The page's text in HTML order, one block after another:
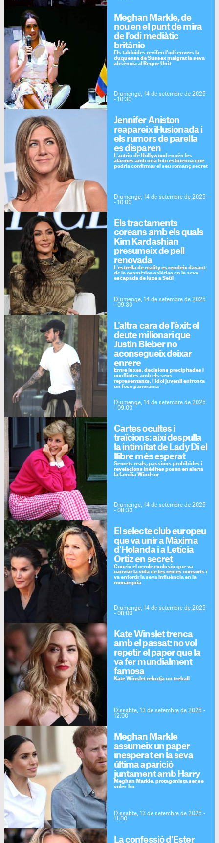
Meghan Markle, de
nou en el punt de mira
de l'odi mediàtic
britànic
Els tabloides revifen l'odi envers la
duquessa de Sussex malgrat la seva
absència al Regne Unit
Diumenge, 14 de setembre de 2025
- 10:30
Jennifer Aniston
reapareix il·lusionada i
els rumors de parella
es disparen
L'actriu de Hollywood encén les
alarmes amb una foto estiuenca que
podria confirmar el seu romanç secret
Diumenge, 14 de setembre de 2025
- 10:00
Els tractaments
coreans amb els quals
Kim Kardashian
presumeix de pell
renovada
L'estrella de reality es rendeix davant
de la cosmètica asiàtica en la seva
escapada de luxe a Seül
Diumenge, 14 de setembre de 2025
- 09:30
L'altra cara de l'èxit: el
deute milionari que
Justin Bieber no
aconsegueix deixar
enrere
Entre luxes, decisions precipitades i
conflictes amb els seus
representants, l'ídol juvenil enfronta
un fosc panorama
Diumenge, 14 de setembre de 2025
- 09:00
Cartes ocultes i
traïcions: així despulla
la intimitat de Lady Di el
llibre més esperat
Secrets reals, passions prohibides i
revelacions inèdites posen en alerta
la família Windsor
Diumenge, 14 de setembre de 2025
- 08:30
El selecte club europeu
que va unir a Màxima
d'Holanda i a Letícia
Ortiz en secret
Coneix el cercle exclusiu que va
canviar la vida de les reines consorts i
va enfortir la seva influència en la
monarquia
Diumenge, 14 de setembre de 2025
- 08:00
Kate Winslet trenca
amb el passat: no vol
repetir el paper que la
va fer mundialment
famosa
Kate Winslet rebutja un treball
Dissabte, 13 de setembre de 2025 -
12:00
Meghan Markle
assumeix un paper
inesperat en la seva
última aparició
juntament amb Harry
Meghan Markle, protagonista sense
voler-ho
Dissabte, 13 de setembre de 2025 -
11:00
La confessió d'Ester